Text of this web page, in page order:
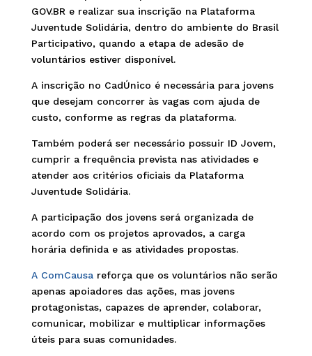
GOV.BR e realizar sua inscrição na Plataforma
Juventude Solidária, dentro do ambiente do Brasil
Participativo, quando a etapa de adesão de
voluntários estiver disponível.
A inscrição no CadÚnico é necessária para jovens
que desejam concorrer às vagas com ajuda de
custo, conforme as regras da plataforma.
Também poderá ser necessário possuir ID Jovem,
cumprir a frequência prevista nas atividades e
atender aos critérios oficiais da Plataforma
Juventude Solidária.
A participação dos jovens será organizada de
acordo com os projetos aprovados, a carga
horária definida e as atividades propostas.
A ComCausareforça que os voluntários não serão
apenas apoiadores das ações, mas jovens
protagonistas, capazes de aprender, colaborar,
comunicar, mobilizar e multiplicar informações
úteis para suas comunidades.